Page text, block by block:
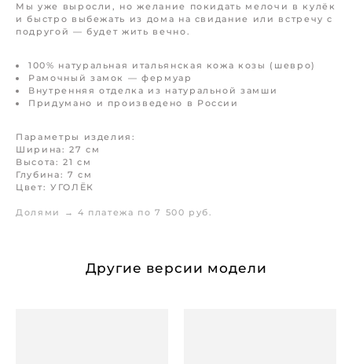
Мы уже выросли, но желание покидать мелочи в кулёк
и быстро выбежать из дома на свидание или встречу с
подругой — будет жить вечно.
100% натуральная итальянская кожа козы (шевро)
Рамочный замок — фермуар
Внутренняя отделка из натуральной замши
Придумано и произведено в России
Параметры изделия:
Ширина: 27 см
Высота: 21 см
Глубина: 7 см
Цвет: УГОЛЁК
Долями → 4 платежа по 7 500 руб.
Другие версии модели